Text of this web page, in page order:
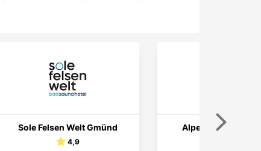
Sole Felsen Welt Gmünd
4,9
Alpenverein